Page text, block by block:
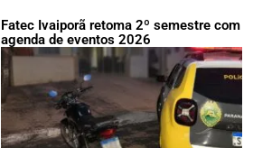
Fatec Ivaiporã retoma 2º semestre com
agenda de eventos 2026